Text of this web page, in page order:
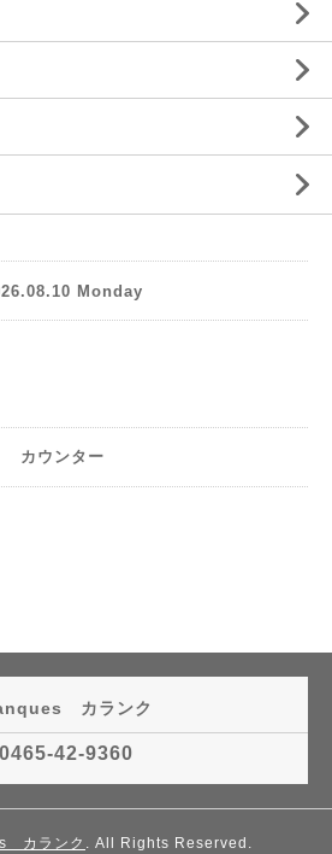
Monday
カウンター
カランク
0465-42-9360
カランク . All Rights Reserved.